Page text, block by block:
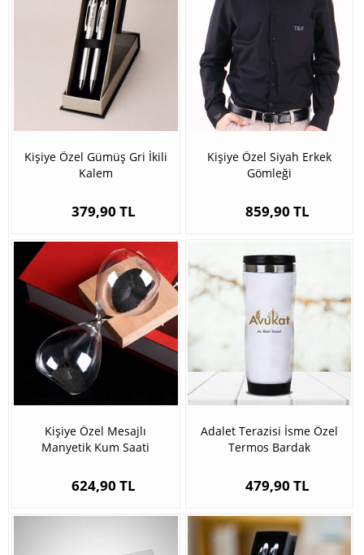
Kişiye Özel Gümüş Gri İkili
Kalem
379,90 TL
Kişiye Özel Siyah Erkek
Gömleği
859,90 TL
Kişiye Özel Mesajlı
Manyetik Kum Saati
624,90 TL
Adalet Terazisi İsme Özel
Termos Bardak
479,90 TL